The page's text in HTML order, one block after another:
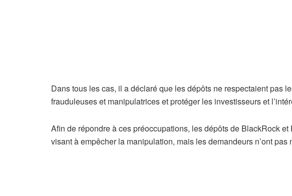
Dans tous les cas, il a déclaré que les dépôts ne respectaient pas
frauduleuses et manipulatrices et protéger les investisseurs et
Afin de répondre à ces préoccupations, les dépôts de BlackRock
visant à empêcher la manipulation, mais les demandeurs n’ont